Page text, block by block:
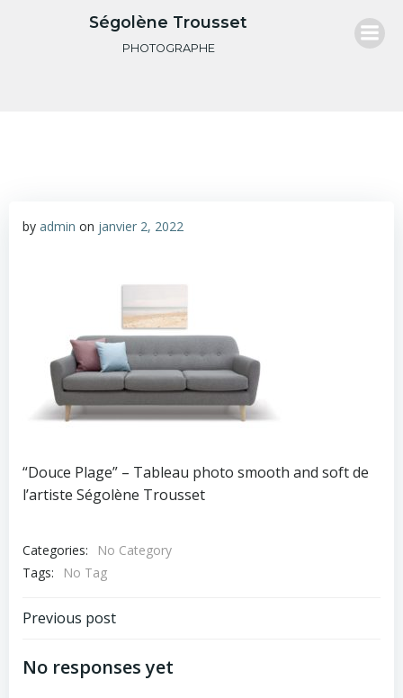
au
contenu
Ségolène Trousset
PHOTOGRAPHE
by admin on janvier 2, 2022
“Douce Plage” – Tableau photo smooth and soft de
l’artiste Ségolène Trousset
Categories:
No Category
Tags:
No Tag
Navigation
de
Previous post
No responses yet